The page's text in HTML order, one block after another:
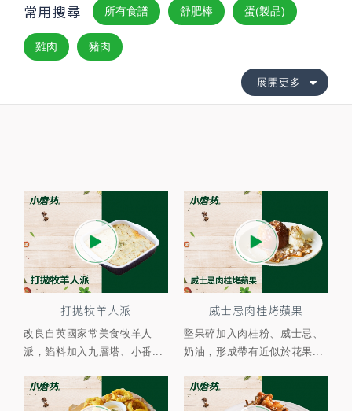
常用搜尋 所有食譜 舒肥棒 蛋(製品)
雞肉 豬肉
展開更多
打拋牧羊人派
改良自英國家常美食牧羊人
派，餡料加入九層塔、小番...
威士忌肉桂烤蘋果
堅果碎加入肉桂粉、威士忌、
奶油，形成帶有近似於花果...